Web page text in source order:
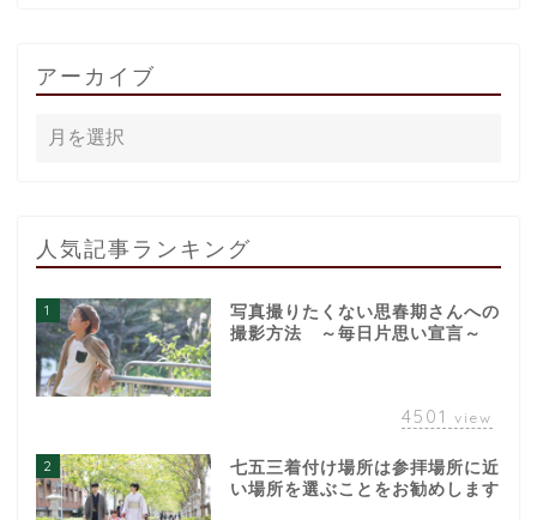
アーカイブ
人気記事ランキング
1
写真撮りたくない思春期さんへの
撮影方法 ～毎日片思い宣言～
4501 view
2
七五三着付け場所は参拝場所に近
い場所を選ぶことをお勧めします